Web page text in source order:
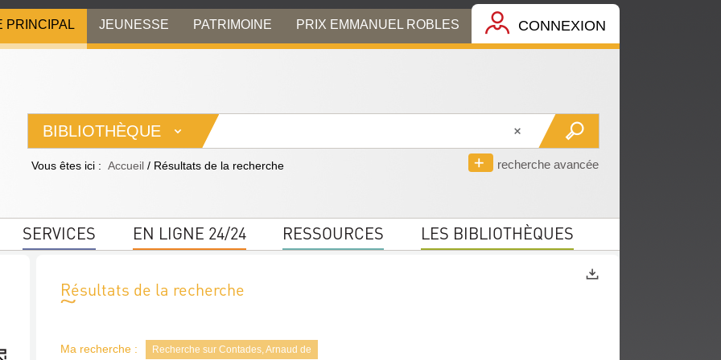
PRINCIPAL JEUNESSE PATRIMOINE PRIX EMMANUEL ROBLES CONNEXION
BIBLIOTHÈQUE
recherche avancée
Vous êtes ici : Accueil / Résultats de la recherche
SERVICES EN LIGNE 24/24 RESSOURCES LES BIBLIOTHÈQUES
Résultats de la recherche
Ma recherche : Recherche sur Contades, Arnaud de